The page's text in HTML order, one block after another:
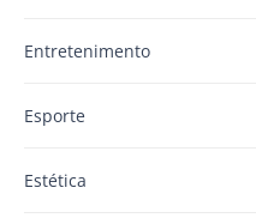
Entretenimento
Esporte
Estética